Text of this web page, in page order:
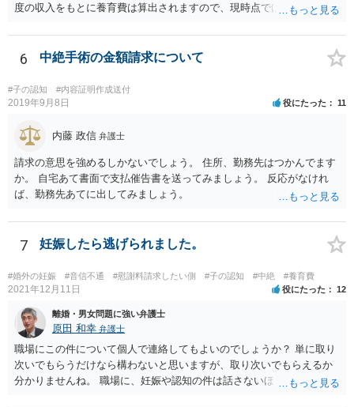
度の収入をもとに養育費は算出されますので、現時点では少額しか取
育費の増額調停を起こすこともできます。 仮に中絶する場合でも、相
手方が妊娠について話し合いをしっかりしてくれない場合には、慰謝
料請求などもできる可能性があります。 いずれにせよ、親御さんとの
関わりが不可欠となると思われますので、一度話し合った上で、法律
事務所へ早めのご相談をされたほうがよろしいかと思います。
6 中絶手術の金額請求について
#子の認知 #内容証明作成送付
2019年9月8日 役にたった 11
内藤 政信 弁護士
請求の意思を強めるしかないでしょう。 住所、勤務先はつかんでます
か。 自宅あて書面で支払催告書を送ってみましょう。 反応がなけれ
ば、勤務先あてに出してみましょう。
7 妊娠したら逃げられました。
#婚外の妊娠 #音信不通 #慰謝料請求したい側 #子の認知 #中絶 #養育費
2021年12月11日 役にたった 12
離婚・男女問題に強い弁護士
原田 和幸 弁護士
職場にこの件について個人で連絡してもよいのでしょうか？ 単に取り
次いでもらうだけなら構わないと思いますが、取り次いでもらえるか
分かりませんね。 職場に、妊娠や認知の件は話さないほうがよいと思